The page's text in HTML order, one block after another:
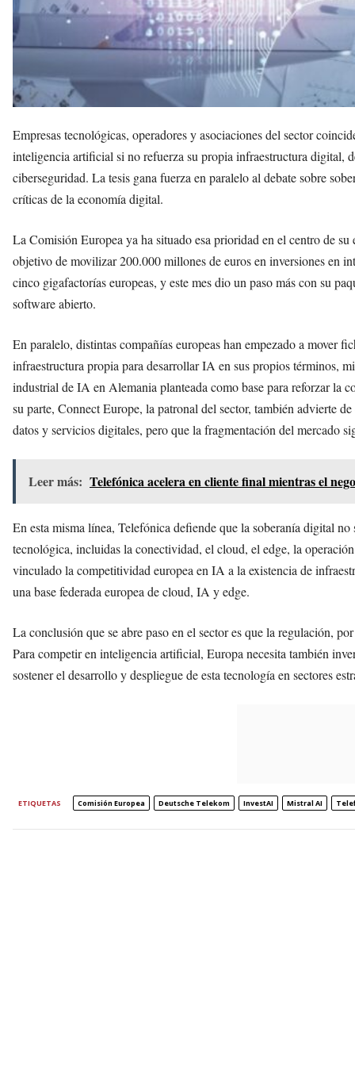
Empresas tecnológicas, operadores y asociaciones del sector
inteligencia artificial si no refuerza su propia infraestructura digital,
ciberseguridad. La tesis gana fuerza en paralelo al debate sobre
críticas de la economía digital.
La Comisión Europea ya ha situado esa prioridad en el centro de
objetivo de movilizar 200.000 millones de euros en inversiones en
cinco gigafactorías europeas, y este mes dio un paso más con su
software abierto.
En paralelo, distintas compañías europeas han empezado a mover
infraestructura propia para desarrollar IA en sus propios términos,
industrial de IA en Alemania planteada como base para reforzar la
su parte, Connect Europe, la patronal del sector, también advierte
datos y servicios digitales, pero que la fragmentación del mercado
Leer más: Telefónica acelera en cliente final mientras el
En esta misma línea, Telefónica defiende que la soberanía digital
tecnológica, incluidas la conectividad, el cloud, el edge, la
vinculado la competitividad europea en IA a la existencia de
una base federada europea de cloud, IA y edge.
La conclusión que se abre paso en el sector es que la regulación,
Para competir en inteligencia artificial, Europa necesita también
sostener el desarrollo y despliegue de esta tecnología en sectores
ETIQUETAS Comisión Europea Deutsche Telekom InvestAI Mistral AI